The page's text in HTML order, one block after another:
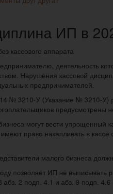
ИП в
деятельность
Нарушения кассовой
предпринимателей.
№ 3210-У (Указание № 3210-У)
предусмотрены
могут вести упрощенный
право накапливать в кассе
малого бизнеса
позволяет ИП не
2 подп. 4.1 и абз. 9 подп.